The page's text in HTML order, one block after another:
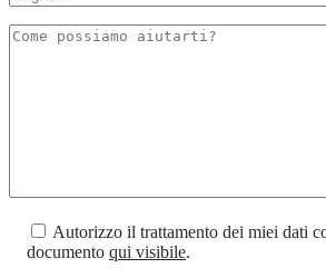
Autorizzo il trattamento dei miei dati
documento qui visibile.